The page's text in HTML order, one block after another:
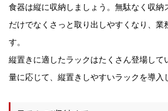
食器は縦に収納しましょう。無駄なく収納
だけでなくさっと取り出しやすくなり、業
す。
縦置きに適したラックはたくさん登場して
量に応じて、縦置きしやすいラックを導入